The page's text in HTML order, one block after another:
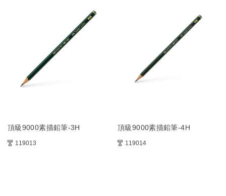
頂級9000素描鉛筆-3H
119013
頂級9000素描鉛筆-4H
119014